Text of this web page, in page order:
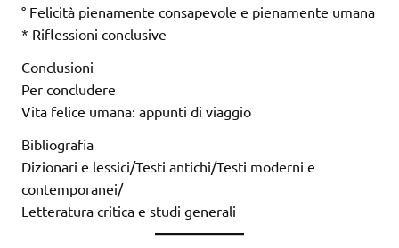
° Felicità pienamente consapevole e pienamente umana
* Riflessioni conclusive
Conclusioni
Per concludere
Vita felice umana: appunti di viaggio
Bibliografia
Dizionari e lessici/Testi antichi/Testi moderni e
contemporanei/
Letteratura critica e studi generali